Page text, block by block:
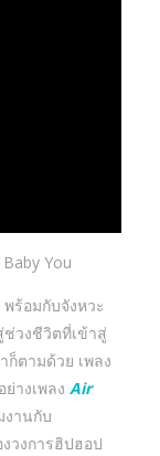
You
ร้อมกับจังหวะ
วงชีวิตที่เข้าสู่
ก็ตามด้วย เพลง
างเพลง Air
งานกับ
วงการฮิปฮอป